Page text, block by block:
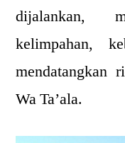
dijalankan,
kelimpahan,
mendatangkan
Wa Ta’ala.